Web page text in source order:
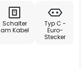
Schalter
am Kabel
Typ C -
Euro-
Stecker